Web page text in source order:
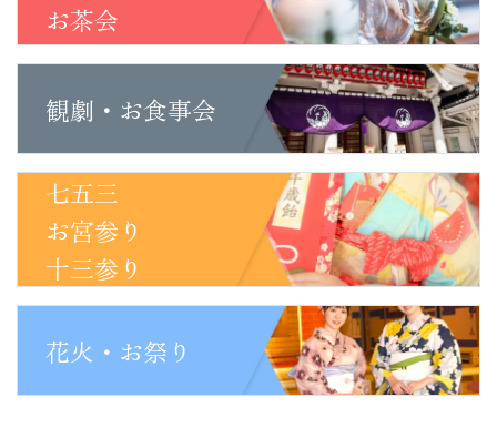
お茶会
観劇・お食事会
七五三
お宮参り
十三参り
花火・お祭り